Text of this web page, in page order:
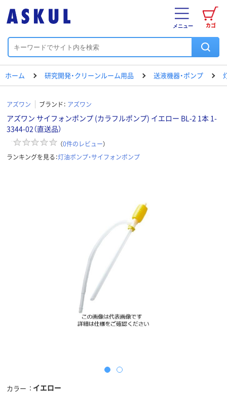
カゴ
メニュー
ホーム 研究開発・クリーンルーム用品 送液機器・ポンプ
アズワン ブランド： アズワン
アズワン サイフォンポンプ (カラフルポンプ) イエロー BL-2 1本 1-
3344-02（直送品）
（0件のレビュー）
ランキングを見る：灯油ポンプ・サイフォンポンプ
カラー イエロー